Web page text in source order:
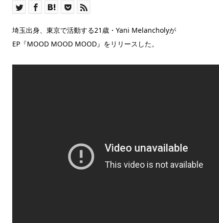
埼玉出身、東京で活動する21歳・Yani Melancholyが
EP『MOOD MOOD MOOD』をリリースした。